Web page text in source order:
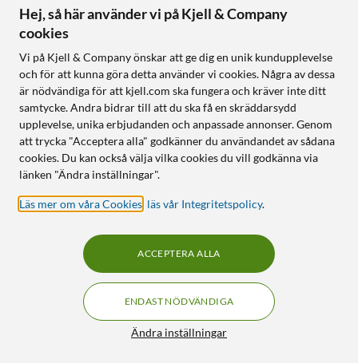
Finns i 4 varianter
Färgkodade stereokontakter
Guldpläterade kontakter
Slitstark, flätad kabel
Online: 20+ st
279 90
Online: 50+ st
VISA FLER
Visar 60 av 297 produkter
Få mer. Bli medlem!
Hej, så här använder vi på Kjell & Company
cookies
Vi på Kjell & Company önskar att ge dig en unik kundupplevelse
och för att kunna göra detta använder vi cookies. Några av dessa
är nödvändiga för att kjell.com ska fungera och kräver inte ditt
samtycke. Andra bidrar till att du ska få en skräddarsydd
upplevelse, unika erbjudanden och anpassade annonser. Genom
att trycka "Acceptera alla" godkänner du användandet av sådana
cookies. Du kan också välja vilka cookies du vill godkänna via
länken "Ändra inställningar".
Läs mer om våra Cookies läs vår Integritetspolicy.
Ändra inställningar
ENDAST NÖDVÄNDIGA
ACCEPTERA ALLA